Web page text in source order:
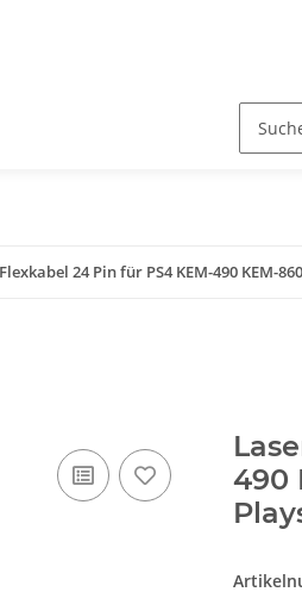
24 Pin für PS4 KEM-490 KEM-
490